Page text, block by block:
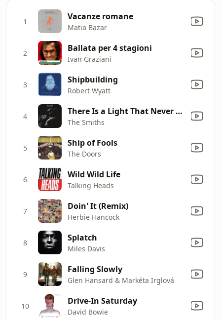
1 Vacanze romane
Matia Bazar
2 Ballata per 4 stagioni
Ivan Graziani
3 Shipbuilding
Robert Wyatt
4 There Is a Light That Never Goes Out
The Smiths
5 Ship of Fools
The Doors
6 Wild Wild Life
Talking Heads
7 Doin' It (Remix)
Herbie Hancock
8 Splatch
Miles Davis
9 Falling Slowly
Glen Hansard & Markéta Irglová
10 Drive-In Saturday
David Bowie